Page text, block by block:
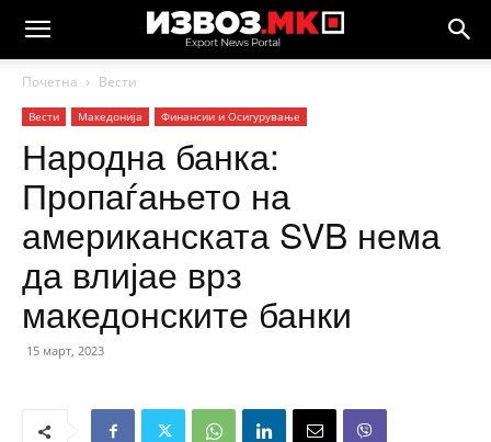
Почетна Вести
Вести Македонија Финансии и Осигурување
Народна банка:
Пропаѓањето на
американската SVB нема
да влијае врз
македонските банки
15 март, 2023